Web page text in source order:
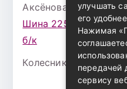
Аксёнова Адельк
Шина 225/75 Р-16
б/к
Колесникова Аурика
улучшать
его
Нажимая
передачей
сервису